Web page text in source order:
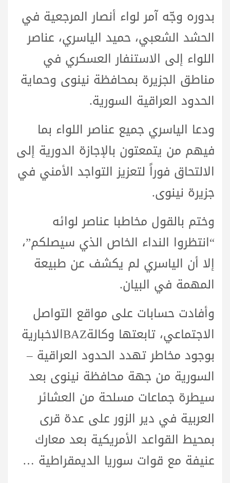
بدوره وجّه آمر لواء أنصار المرجعية في
الحشد الشعبي، حميد الياسري، عناصر
اللواء إلى الاستنفار العسكري في
مناطق الجزيرة بمحافظة نينوى وحماية
الحدود العراقية السورية.
ودعا الياسري جميع عناصر اللواء بما
فيهم من يتمعتون بالإجازة الدورية إلى
الالتحاق فوراً لتعزيز التواجد الأمني في
جزيرة نينوى.
وختم بالقول مخاطبا عناصر لوائه
“انتظروا النداء الخاص الذي سيصلكم”،
إلا أن الياسري لم يكشف عن طبيعة
المهمة في البيان.
وأفادت حسابات على مواقع التواصل
الاجتماعي، تابعتها وكالةBAZالاخبارية
بوجود مخاطر تهدد الحدود العراقية –
السورية من جهة محافظة نينوى بعد
سيطرة جماعات مسلحة من العشائر
العربية في دير الزور على عدة قرى
بمحيط القواعد الأمريكية بعد معارك
عنيفة مع قوات سوريا الديمقراطية …